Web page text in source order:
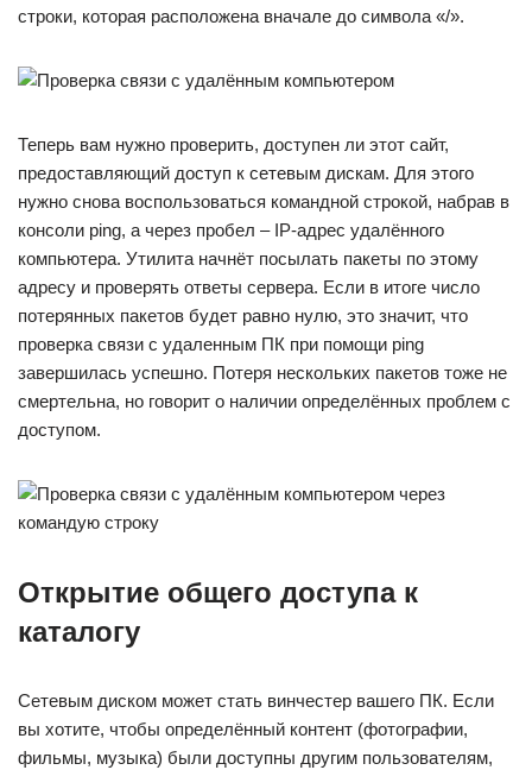
строки, которая расположена вначале до символа «/».
Теперь вам нужно проверить, доступен ли этот сайт,
предоставляющий доступ к сетевым дискам. Для этого
нужно снова воспользоваться командной строкой, набрав в
консоли ping, а через пробел – IP-адрес удалённого
компьютера. Утилита начнёт посылать пакеты по этому
адресу и проверять ответы сервера. Если в итоге число
потерянных пакетов будет равно нулю, это значит, что
проверка связи с удаленным ПК при помощи ping
завершилась успешно. Потеря нескольких пакетов тоже не
смертельна, но говорит о наличии определённых проблем с
доступом.
Открытие общего доступа к
каталогу
Сетевым диском может стать винчестер вашего ПК. Если
вы хотите, чтобы определённый контент (фотографии,
фильмы, музыка) были доступны другим пользователям,